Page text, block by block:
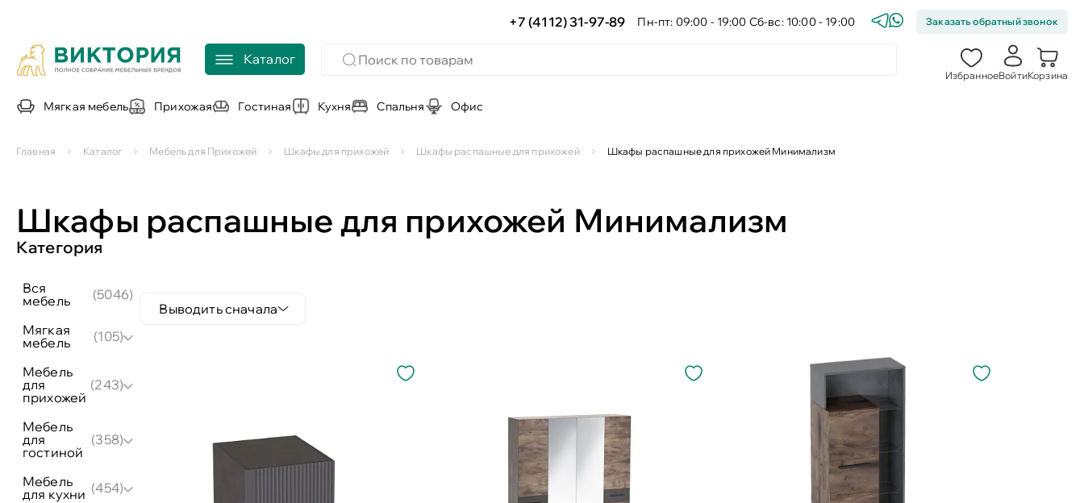
+7 (4112) 31-97-89 Пн-пт: 09:00 - 19:00 Сб-вс: 10:00 - 19:00 Заказать обратный звонок
Каталог
ИзбранноеВойтиКорзина
Мягкая мебель Прихожая Гостиная Кухня Спальня Офис
Главная Каталог Мебель для Прихожей Шкафы для прихожей Шкафы распашные для прихожей Шкафы распашные для прихожей Минимализм
Шкафы распашные для прихожей Минимализм
Категория
вся
мебель
(5046)
мягкая
мебель
(105)
мебель
для
прихожей
(243)
мебель
для
гостиной
(358)
мебель
для кухни (454)
Выводить сначала